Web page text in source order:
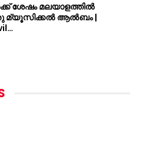
ശേഷം മലയാളത്തിൽ
മ്യൂസിക്കൽ ആൽബം |